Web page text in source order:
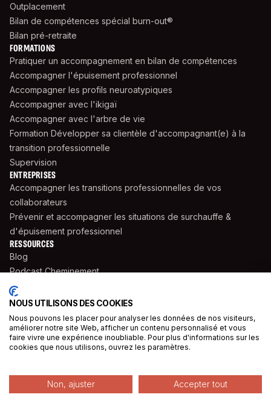
Outplacement
Bilan de compétences spécial burn-out®
Bilan pré-retraite
FORMATIONS
Pratiquer un accompagnement en bilan de compétences
Accompagner l'épuisement professionnel
Accompagner les profils neuroatypiques
Accompagner avec l'ikigaï
Accompagner avec l'arbre de vie
Formation Développer sa clientèle d'accompagnant(e) à la
transition professionnelle
Supervision
ENTREPRISES
Accompagner les transitions professionnelles de vos
collaborateurs
Prévenir et accompagner les situations de surchauffe &
d'épuisement professionnel
RESSOURCES
Blog
Podcast Cheminement
Livres
Supports Pratiques
Cahiers Saisonniers
Témoignages
Presse
NOUS UTILISONS DES COOKIES
Nous pouvons les placer pour analyser les données de nos visiteurs,
améliorer notre site Web, afficher un contenu personnalisé et vous
faire vivre une expérience inoubliable. Pour plus d'informations sur les
cookies que nous utilisons, ouvrez les paramètres.
Non, ajuster Accepter tout